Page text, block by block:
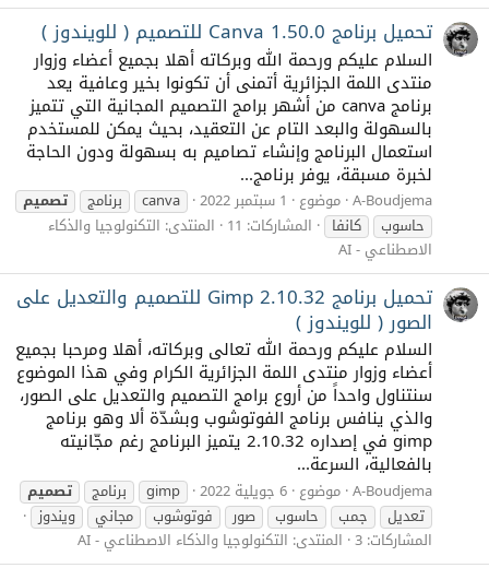
تحميل برنامج Canva 1.50.0 للتصميم ( للويندوز )
السلام عليكم ورحمة الله وبركاته أهلا بجميع أعضاء وزوار
منتدى اللمة الجزائرية أتمنى أن تكونوا بخير وعافية يعد
برنامج canva من أشهر برامج التصميم المجانية التي تتميز
بالسهولة والبعد التام عن التعقيد، بحيث يمكن للمستخدم
استعمال البرنامج وإنشاء تصاميم به بسهولة ودون الحاجة
لخبرة مسبقة، يوفر برنامج...
A-Boudjema موضوع 1 سبتمبر 2022 canva برنامج
تصميم
حاسوب
كانفا المشاركات: 11 المنتدى: التكنولوجيا والذكاء
الاصطناعي - AI
تحميل برنامج Gimp 2.10.32 للتصميم والتعديل على
الصور ( للويندوز )
السلام عليكم ورحمة الله تعالى وبركاته، أهلا ومرحبا بجميع
أعضاء وزوار منتدى اللمة الجزائرية الكرام وفي هذا الموضوع
سنتناول واحداً من أروع برامج التصميم والتعديل على الصور،
والذي ينافس برنامج الفوتوشوب وبشدّة ألا وهو برنامج
gimp في إصداره 2.10.32 يتميز البرنامج رغم مجّانيته
بالفعالية، السرعة...
A-Boudjema موضوع 6 جويلية 2022 gimp برنامج
تصميم
تعديل
جمب حاسوب صور فوتوشوب مجاني
ويندوز
المشاركات: 3
المنتدى: التكنولوجيا والذكاء الاصطناعي - AI